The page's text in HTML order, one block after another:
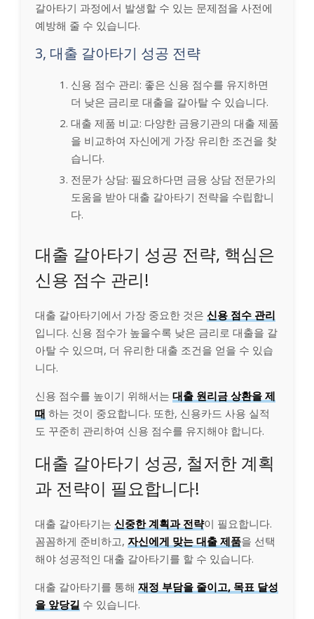
갈아타기 과정에서 발생할 수 있는 문제점을 사전에
예방해 줄 수 있습니다.
3, 대출 갈아타기 성공 전략
신용 점수 관리: 좋은 신용 점수를 유지하면
더 낮은 금리로 대출을 갈아탈 수 있습니다.
대출 제품 비교: 다양한 금융기관의 대출 제품
을 비교하여 자신에게 가장 유리한 조건을 찾
습니다.
전문가 상담: 필요하다면 금융 상담 전문가의
도움을 받아 대출 갈아타기 전략을 수립합니
다.
대출 갈아타기 성공 전략, 핵심은
신용 점수 관리!
대출 갈아타기에서 가장 중요한 것은 신용 점수 관리
입니다. 신용 점수가 높을수록 낮은 금리로 대출을 갈
아탈 수 있으며, 더 유리한 대출 조건을 얻을 수 있습
니다.
신용 점수를 높이기 위해서는 대출 원리금 상환을 제
때 하는 것이 중요합니다. 또한, 신용카드 사용 실적
도 꾸준히 관리하여 신용 점수를 유지해야 합니다.
대출 갈아타기 성공, 철저한 계획
과 전략이 필요합니다!
대출 갈아타기는 신중한 계획과 전략이 필요합니다.
꼼꼼하게 준비하고, 자신에게 맞는 대출 제품을 선택
해야 성공적인 대출 갈아타기를 할 수 있습니다.
대출 갈아타기를 통해 재정 부담을 줄이고, 목표 달성
을 앞당길 수 있습니다.